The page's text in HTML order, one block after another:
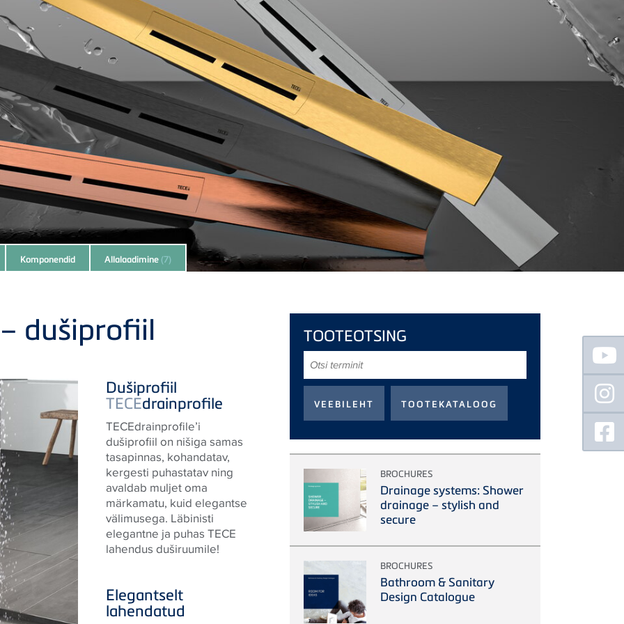
Komponendid Allalaadimine (7)
dušiprofiil
Dušiprofiil
TECEdrainprofile
TECEdrainprofile’i
dušiprofiil on nišiga samas
tasapinnas, kohandatav,
kergesti puhastatav ning
avaldab muljet oma
märkamatu, kuid elegantse
välimusega. Läbinisti
elegantne ja puhas TECE
lahendus duširuumile!
Elegantselt
lahendatud
TOOTEOTSING
terminit
BROCHURES
Drainage systems: Shower
drainage – stylish and
secure
BROCHURES
Bathroom & Sanitary
Design Catalogue
Floating